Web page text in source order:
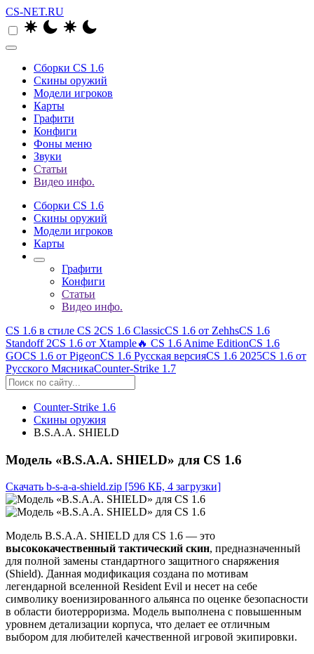
CS-NET.RU
Сборки CS 1.6
Скины оружий
Модели игроков
Карты
Графити
Конфиги
Фоны меню
Звуки
Статьи
Видео инфо.
Сборки CS 1.6
Скины оружий
Модели игроков
Карты
Графити
Конфиги
Статьи
Видео инфо.
CS 1.6 в стиле CS 2CS 1.6 ClassicCS 1.6 от ZehhsCS 1.6
Standoff 2CS 1.6 от Xtample🔥 CS 1.6 Anime EditionCS 1.6
GOCS 1.6 от PigeonCS 1.6 Русская версияCS 1.6 2025CS 1.6 от
Русского МясникаCounter-Strike 1.7
Counter-Strike 1.6
Скины оружия
B.S.A.A. SHIELD
Модель «B.S.A.A. SHIELD» для CS 1.6
Скачать b-s-a-a-shield.zip [596 КБ, 4 загрузки]
Модель B.S.A.A. SHIELD для CS 1.6 — это
высококачественный тактический скин, предназначенный
для полной замены стандартного защитного снаряжения
(Shield). Данная модификация создана по мотивам
легендарной вселенной Resident Evil и несет на себе
символику военизированного альянса по оценке безопасности
в области биотерроризма. Модель выполнена с повышенным
уровнем детализации корпуса, что делает ее отличным
выбором для любителей качественной игровой экипировки.